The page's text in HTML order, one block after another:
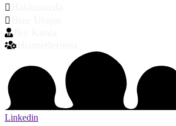
Linkedin